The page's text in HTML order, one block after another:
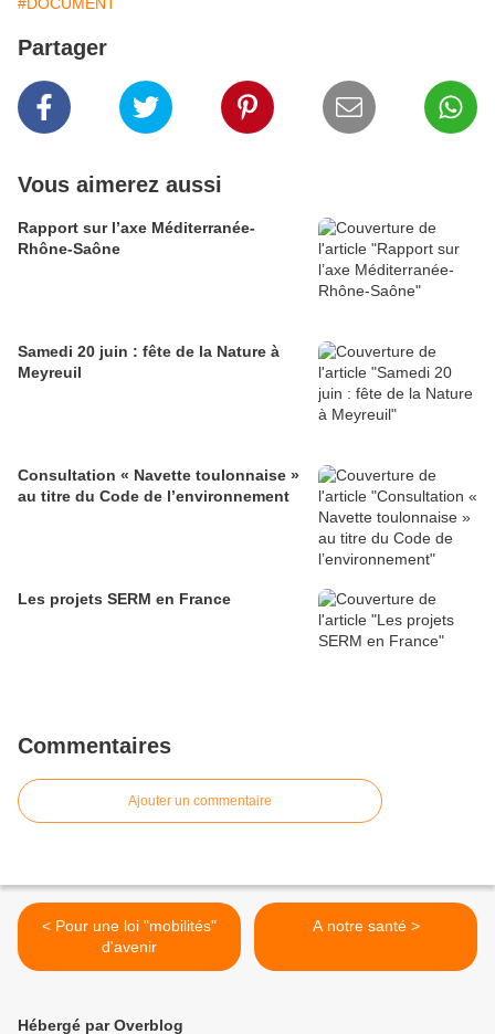
Partager
Vous aimerez aussi
Rapport sur l’axe Méditerranée-
Rhône-Saône
Samedi 20 juin : fête de la Nature à
Meyreuil
Consultation « Navette toulonnaise »
au titre du Code de l’environnement
Les projets SERM en France
Commentaires
Ajouter un commentaire
< Pour une loi "mobilités"
d'avenir
A notre santé >
Hébergé par Overblog